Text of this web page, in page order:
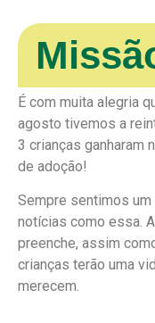
É com muita alegria
agosto tivemos a
3 crianças ganharam
de adoção!
Sempre sentimos um
notícias como essa.
preenche, assim
crianças terão uma
merecem.